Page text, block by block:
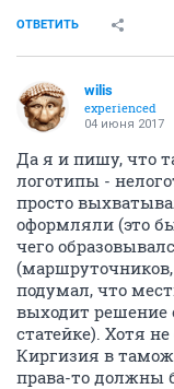
ОТВЕТИТЬ
wilis
experienced
04 июня 2017
Да я и пишу, что
логотипы -
просто
оформляли (это
чего
подумал, что
выходит решение
статейке). Хотя
Киргизия в
права-то должны